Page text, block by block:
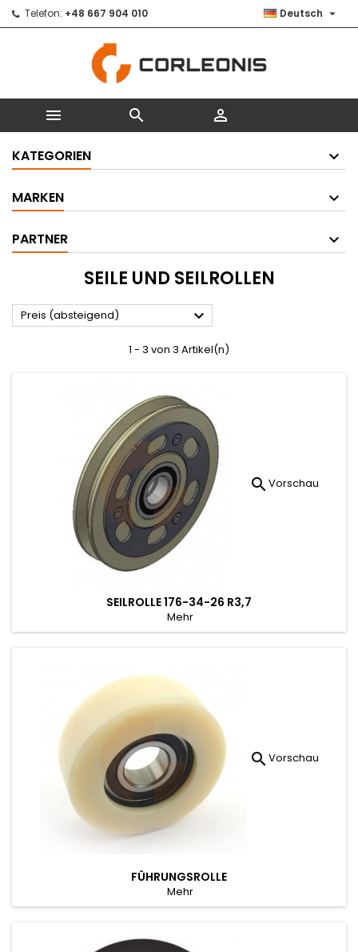
Telefon: +48 667 904 010 Deutsch 
  
KATEGORIEN
MARKEN
PARTNER
SEILE UND SEILROLLEN
Preis (absteigend) 
1 - 3 von 3 Artikel(n)
 Vorschau
SEILROLLE 176-34-26 R3,7
Mehr
 Vorschau
FÜHRUNGSROLLE
Mehr